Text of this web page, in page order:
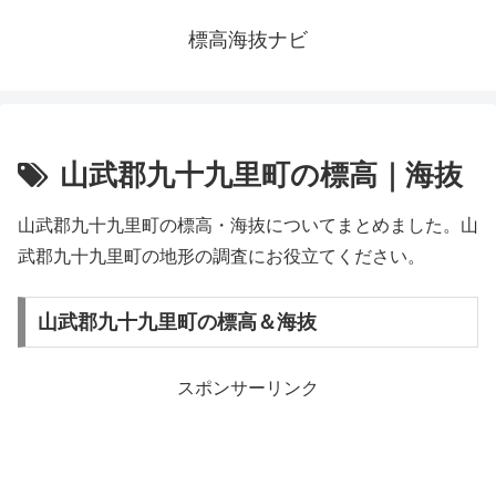
標高海抜ナビ
山武郡九十九里町の標高｜海抜
山武郡九十九里町の標高・海抜についてまとめました。山
武郡九十九里町の地形の調査にお役立てください。
山武郡九十九里町の標高＆海抜
スポンサーリンク